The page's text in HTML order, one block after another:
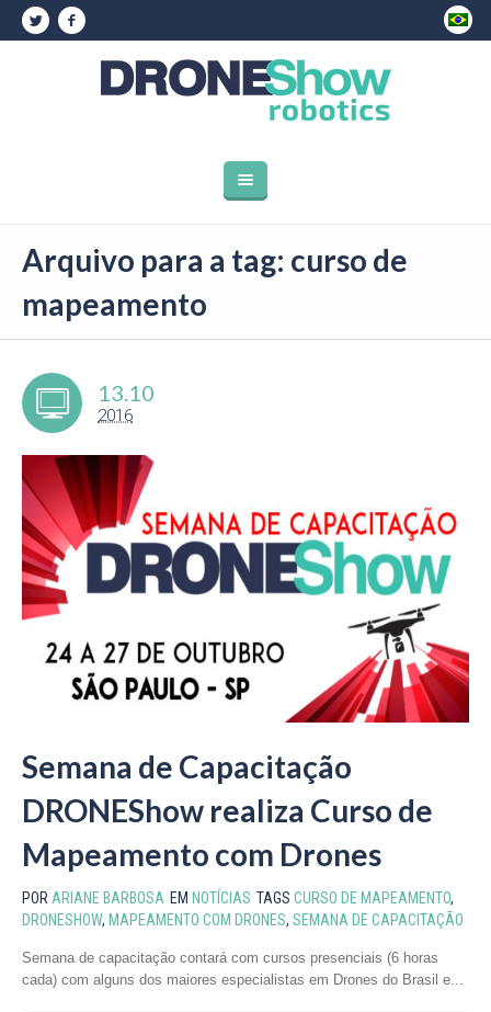
Arquivo para a tag: curso de
mapeamento
13.10
2016
Semana de Capacitação
DRONEShow realiza Curso de
Mapeamento com Drones
PORARIANE BARBOSA EM NOTÍCIAS TAGS CURSO DE MAPEAMENTO,
DRONESHOW, MAPEAMENTO COM DRONES, SEMANA DE CAPACITAÇÃO
Semana de capacitação contará com cursos presenciais (6 horas
cada) com alguns dos maiores especialistas em Drones do Brasil e...